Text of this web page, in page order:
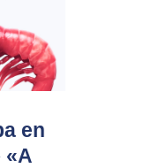
en
«A